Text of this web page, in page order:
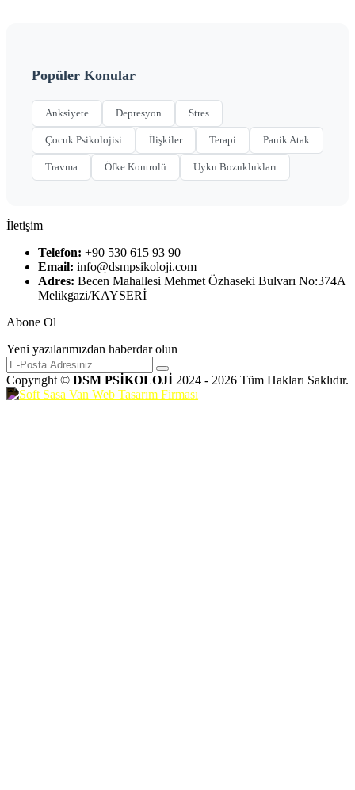
Popüler Konular
Anksiyete Depresyon Stres
Çocuk Psikolojisi İlişkiler Terapi Panik Atak
Travma Öfke Kontrolü Uyku Bozuklukları
İletişim
Telefon: +90 530 615 93 90
Email: info@dsmpsikoloji.com
Adres: Becen Mahallesi Mehmet Özhaseki Bulvarı No:374A
Melikgazi/KAYSERİ
Abone Ol
Yeni yazılarımızdan haberdar olun
Copyrıght © DSM PSİKOLOJİ 2024 - 2026 Tüm Hakları Saklıdır.